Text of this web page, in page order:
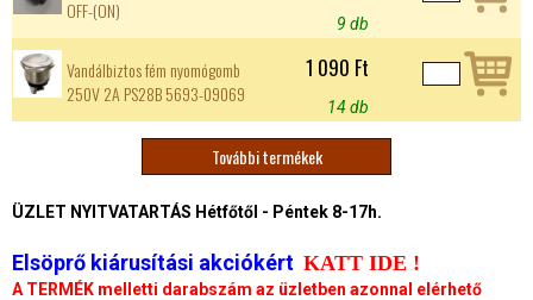
OFF-(ON)
9 db
Vandálbiztos fém nyomógomb
250V 2A PS28B 5693-09069
1 090 Ft
14 db
l
d
További termékek
ÜZLET NYITVATARTÁS Hétfőtől - Péntek 8-17h.
Elsöprő kiárusítási akciókért KATT IDE !
A TERMÉK melletti darabszám az üzletben azonnal elérhető